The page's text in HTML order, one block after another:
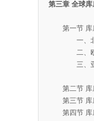
第三章 全球
第一节 库底
一、北
二、欧
三、亚
第二节 库
第三节 库
第四节 库底